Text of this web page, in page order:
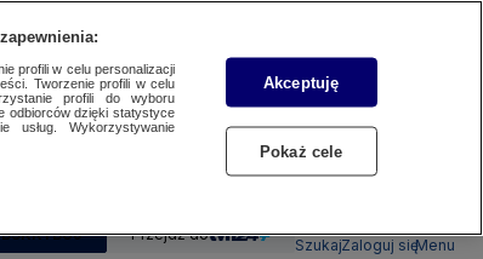
Przejdź do
SzukajZaloguj sięMenu
profili w celu personalizacji
Tworzenie profili w celu
profili do wyboru
odbiorców dzięki statystyce
usług. Wykorzystywanie
Akceptuję
Pokaż cele